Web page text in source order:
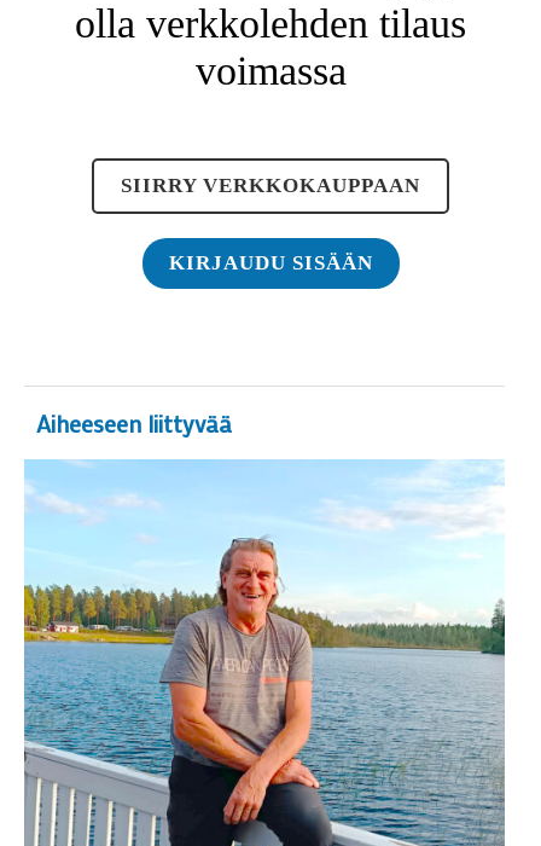
olla verkkolehden tilaus
voimassa
SIIRRY VERKKOKAUPPAAN
KIRJAUDU SISÄÄN
Aiheeseen liittyvää